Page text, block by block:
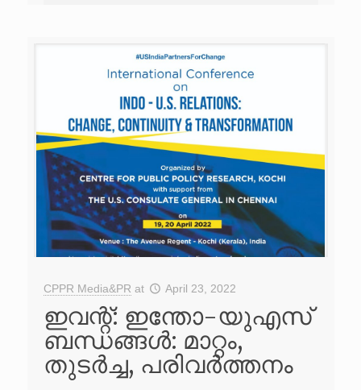
CPPR Media&PR at April 23, 2022
ഇവന്റ്: ഇന്തോ-യുഎസ്
ബന്ധങ്ങൾ: മാറ്റം,
തുടർച്ച, പരിവർത്തനം